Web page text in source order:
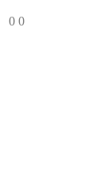
0 0